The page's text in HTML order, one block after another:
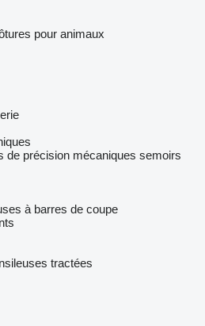
pour animaux
de précision mécaniques semoirs
à barres de coupe
tractées